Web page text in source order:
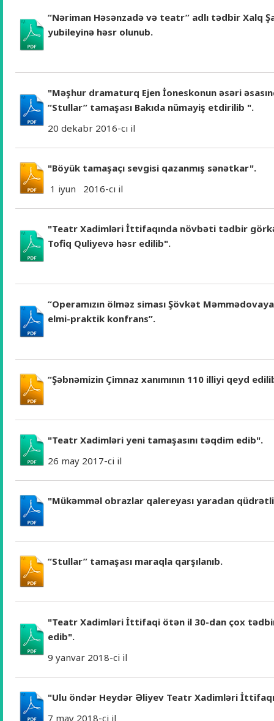
“Nəriman Həsənzadə və teatr” adlı tədbir Xalq
yubileyinə həsr olunub.
"Məşhur dramaturq Ejen İoneskonun əsəri
“Stullar” tamaşası Bakıda nümayiş etdirilib ".
20 dekabr 2016-cı il
"Böyük tamaşaçı sevgisi qazanmış sənətkar".
1 iyun 2016-cı il
"Teatr Xadimləri İttifaqında növbəti tədbir
Tofiq Quliyevə həsr edilib".
“Operamızın ölməz siması Şövkət
elmi-praktik konfrans”.
“Şəbnəmizin Çimnaz xanımının 110 illiyi qeyd
"Teatr Xadimləri yeni tamaşasını təqdim edib".
26 may 2017-ci il
"Mükəmməl obrazlar qalereyası yaradan
“Stullar” tamaşası maraqla qarşılanıb.
"Teatr Xadimləri İttifaqi ötən il 30-dan çox
edib".
9 yanvar 2018-ci il
"Ulu öndər Heydər Əliyev Teatr Xadimləri
7 may 2018-ci il